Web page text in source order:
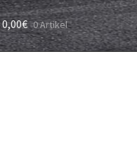
0,00€ 0 Artikel